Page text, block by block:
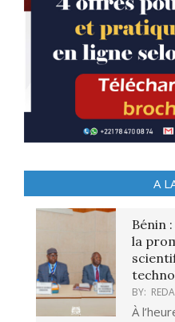
A
Bénin
la
BY:
À